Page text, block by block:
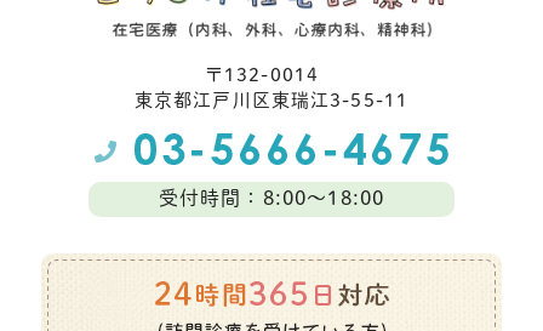
〒132-0014
東京都江⼾川区東瑞江3-55-11
受付時間：8:00～18:00